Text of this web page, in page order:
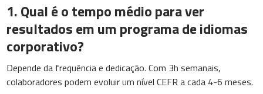
1. Qual é o tempo médio para ver
resultados em um programa de idiomas
corporativo?
Depende da frequência e dedicação. Com 3h semanais,
colaboradores podem evoluir um nível CEFR a cada 4-6 meses.